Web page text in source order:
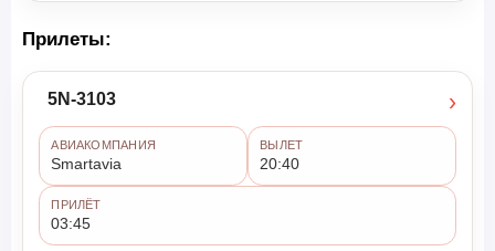
Прилеты:
5N-3103 ›
АВИАКОМПАНИЯ
Smartavia
ВЫЛЕТ
20:40
ПРИЛЁТ
03:45